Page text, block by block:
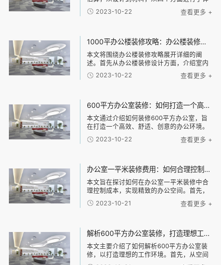
过清晰的动线与功能分区，实现了办公区与
实验区的独立与联动，既保障了研发环境的
细阐述。首先，从设计方面分析了办公室装
修所需的设计费用，并介绍了不同设计风格
2023-10-22 查看更多 +
1000平办公楼装修攻略：办公楼装修设计、材料选择与施工流程全指南
本文将围绕办公楼装修攻略展开详细的阐
述。首先从办公楼装修设计方面，介绍室内
设计的原则和技巧，包括空间布局、光线利
用、色彩搭配等。然后，探讨办公楼装修材
2023-10-22 查看更多 +
600平方办公室装修：如何打造一个高效、舒适、创意的办公环境？
本文通过介绍如何装修600平方办公室，旨
在打造一个高效、舒适、创意的办公环境。
具体包括以下几个方面：合理布局、舒适家
具、科技智能化和独特创意元素。合理布局
2023-10-22 查看更多 +
办公室一平米装修费用：如何合理控制装修成本，实现精致办公空间的经济建设
本文旨在探讨如何在办公室一平米装修中合
理控制成本，实现精致的办公空间。首先，
必须确立经济建设的中心思想。其次，可以
从四个方面入手：定制化设计、材料选择、
2023-10-21 查看更多 +
解析600平方办公室装修，打造理想工作环境的技巧与建议
本文主要介绍了如何解析600平方办公室装
修，以打造理想的工作环境。首先，从空间
布局和功能划分两个方面入手，分析了合理